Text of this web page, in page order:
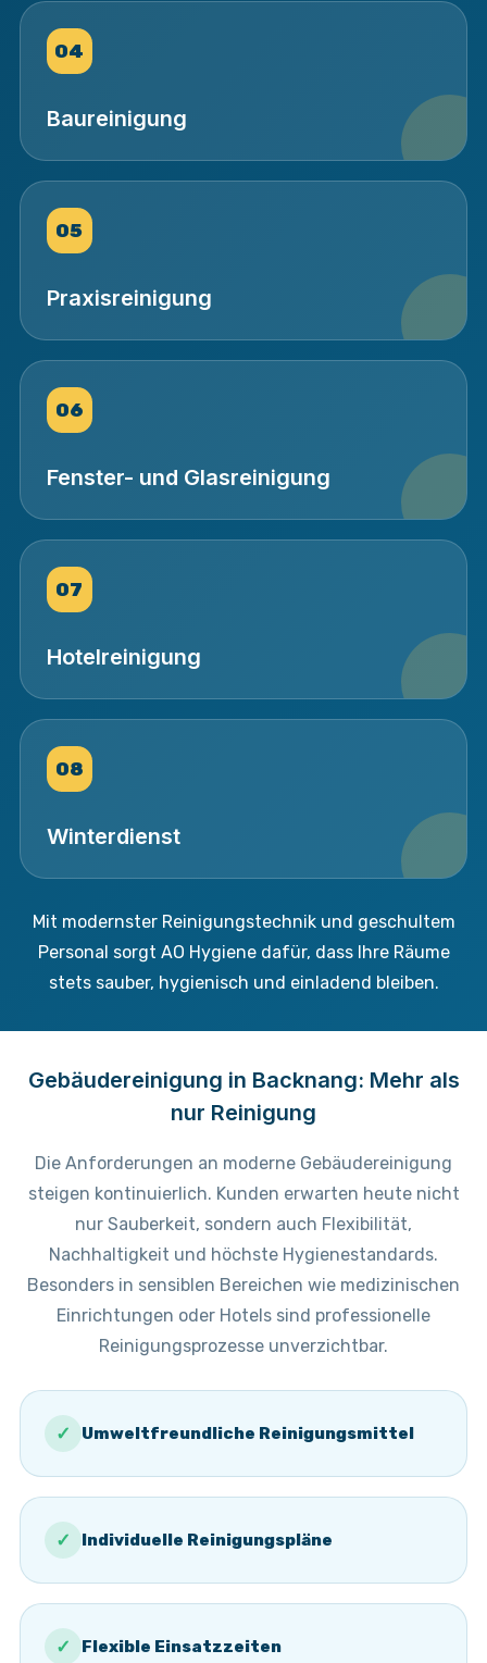
04
Baureinigung
05
Praxisreinigung
06
Fenster- und Glasreinigung
07
Hotelreinigung
08
Winterdienst
Mit modernster Reinigungstechnik und geschultem
Personal sorgt AO Hygiene dafür, dass Ihre Räume
stets sauber, hygienisch und einladend bleiben.
Gebäudereinigung in Backnang: Mehr als
nur Reinigung
Die Anforderungen an moderne Gebäudereinigung
steigen kontinuierlich. Kunden erwarten heute nicht
nur Sauberkeit, sondern auch Flexibilität,
Nachhaltigkeit und höchste Hygienestandards.
Besonders in sensiblen Bereichen wie medizinischen
Einrichtungen oder Hotels sind professionelle
Reinigungsprozesse unverzichtbar.
✓ Umweltfreundliche Reinigungsmittel
✓ Individuelle Reinigungspläne
✓ Flexible Einsatzzeiten